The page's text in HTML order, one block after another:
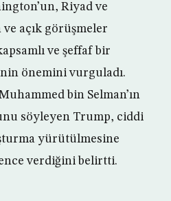
Riyad ve
açık görüşmeler
ve şeffaf bir
önemini vurguladı.
bin Selman’ın
söyleyen Trump, ciddi
yürütülmesine
verdiğini belirtti.